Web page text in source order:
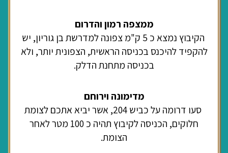
ממצפה רמון והדרום
הקיבוץ נמצא כ 5 ק"מ צפונה למדרשת בן גוריון, יש
להקפיד להיכנס בכניסה הראשית, הצפונית יותר, ולא
בכניסה מתחנת הדלק.
מדימונה וירוחם
סעו דרומה על כביש 204, אשר יביא אתכם לצומת
חלוקים, הכניסה לקיבוץ תהיה כ 100 מטר לאחר
הצומת.